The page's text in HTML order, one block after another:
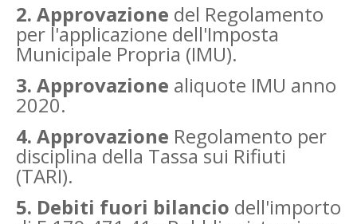
2. Approvazione del Regolamento
per l'applicazione dell'Imposta
Municipale Propria (IMU).
3. Approvazione aliquote IMU anno
2020.
4. Approvazione Regolamento per
disciplina della Tassa sui Rifiuti
(TARI).
5. Debiti fuori bilancio dell'importo